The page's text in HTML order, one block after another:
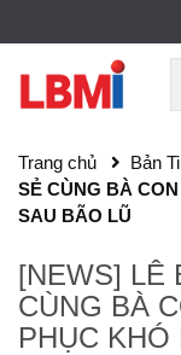
Trang chủ Bản
SẺ CÙNG BÀ
SAU BÃO LŨ
[NEWS] LÊ
CÙNG BÀ
PHỤC KHÓ